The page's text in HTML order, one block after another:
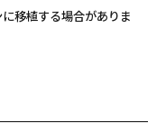
移植する場合がありま